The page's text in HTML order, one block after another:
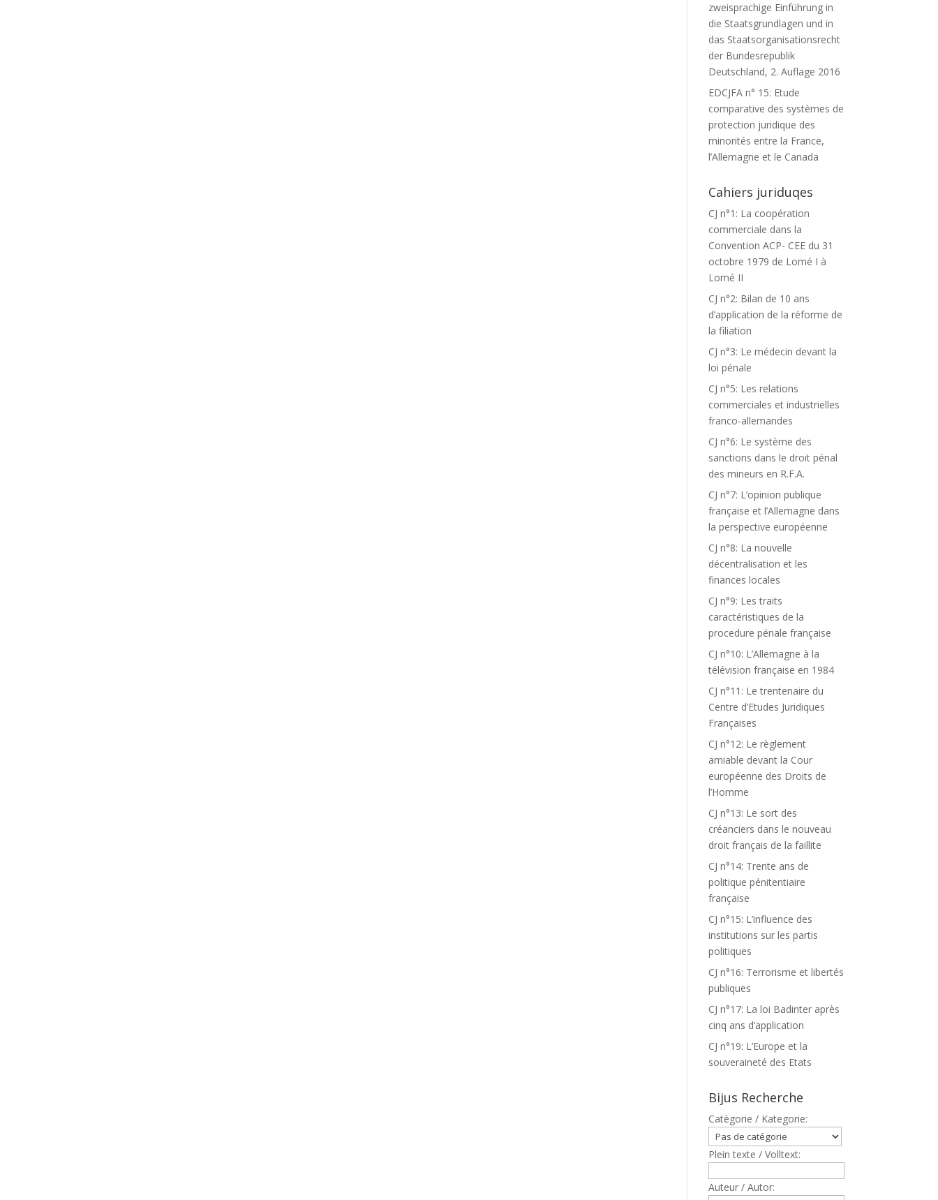
zweisprachige Einführung in
die Staatsgrundlagen und in
das Staatsorganisationsrecht
der Bundesrepublik
Deutschland, 2. Auflage 2016
EDCJFA n° 15: Etude
comparative des systèmes de
protection juridique des
minorités entre la France,
l’Allemagne et le Canada
Cahiers juriduqes
CJ n°1: La coopération
commerciale dans la
Convention ACP- CEE du 31
octobre 1979 de Lomé I à
Lomé II
CJ n°2: Bilan de 10 ans
d’application de la réforme de
la filiation
CJ n°3: Le médecin devant la
loi pénale
CJ n°5: Les relations
commerciales et industrielles
franco-allemandes
CJ n°6: Le système des
sanctions dans le droit pénal
des mineurs en R.F.A.
CJ n°7: L’opinion publique
française et l’Allemagne dans
la perspective européenne
CJ n°8: La nouvelle
décentralisation et les
finances locales
CJ n°9: Les traits
caractéristiques de la
procedure pénale française
CJ n°10: L’Allemagne à la
télévision française en 1984
CJ n°11: Le trentenaire du
Centre d’Etudes Juridiques
Françaises
CJ n°12: Le règlement
amiable devant la Cour
européenne des Droits de
l’Homme
CJ n°13: Le sort des
créanciers dans le nouveau
droit français de la faillite
CJ n°14: Trente ans de
politique pénitentiaire
française
CJ n°15: L’influence des
institutions sur les partis
politiques
CJ n°16: Terrorisme et libertés
publiques
CJ n°17: La loi Badinter après
cinq ans d’application
CJ n°19: L’Europe et la
souveraineté des Etats
Bijus Recherche
Catègorie / Kategorie:
Plein texte / Volltext:
Auteur / Autor: